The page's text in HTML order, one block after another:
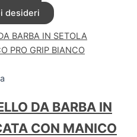
desideri
DA BARBA IN
CON MANICO